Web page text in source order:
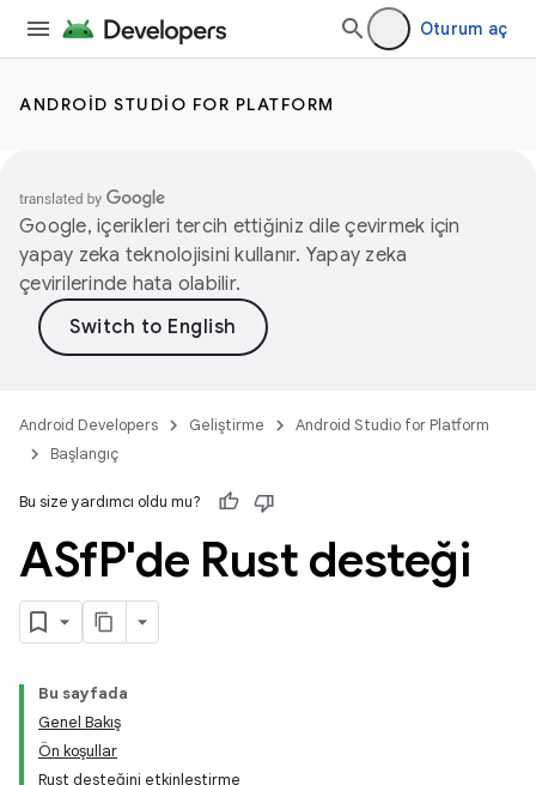
Oturum aç
ANDROID STUDIO FOR PLATFORM
Google, içerikleri tercih ettiğiniz dile çevirmek için
yapay zeka teknolojisini kullanır. Yapay zeka
çevirilerinde hata olabilir.
Android Developers Geliştirme
Android Studio for Platform
Başlangıç
Bu size yardımcı oldu mu?
ASfP'de Rust desteği
Bu sayfada
Genel Bakış
Ön koşullar
Rust desteğini etkinleştirme